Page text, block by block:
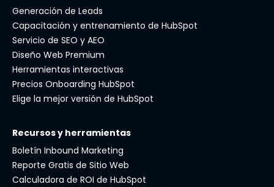
Generación de Leads
Capacitación y entrenamiento de HubSpot
Servicio de SEO y AEO
Diseño Web Premium
Herramientas interactivas
Precios Onboarding HubSpot
Elige la mejor versión de HubSpot
Recursos y herramientas
Boletín Inbound Marketing
Reporte Gratis de Sitio Web
Calculadora de ROI de HubSpot